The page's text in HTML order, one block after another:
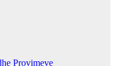
Provimeve